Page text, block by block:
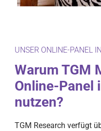
UNSER ONLINE-PANEL
Warum TGM
Online-Panel
nutzen?
TGM Research verfügt